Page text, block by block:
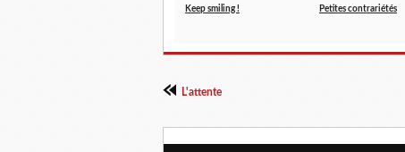
Keep smiling ! Petites contrariétés
L'attente